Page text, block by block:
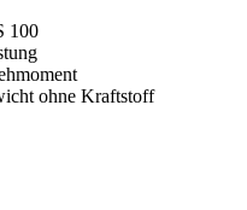
100
ohne Kraftstoff